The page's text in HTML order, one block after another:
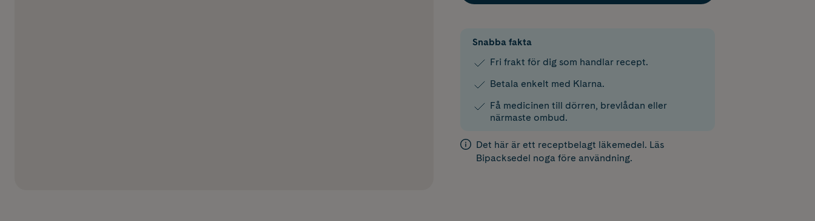
Snabba fakta
Fri frakt för dig som handlar recept.
Betala enkelt med Klarna.
Få medicinen till dörren, brevlådan eller
närmaste ombud.
Det här är ett receptbelagt läkemedel. Läs
Bipacksedel noga före användning.